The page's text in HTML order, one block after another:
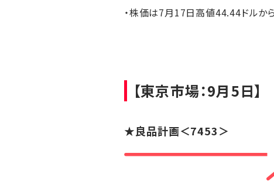
・株価は7月17日高値44.44ドルか
【東京市場：9月5日】
★良品計画＜7453＞